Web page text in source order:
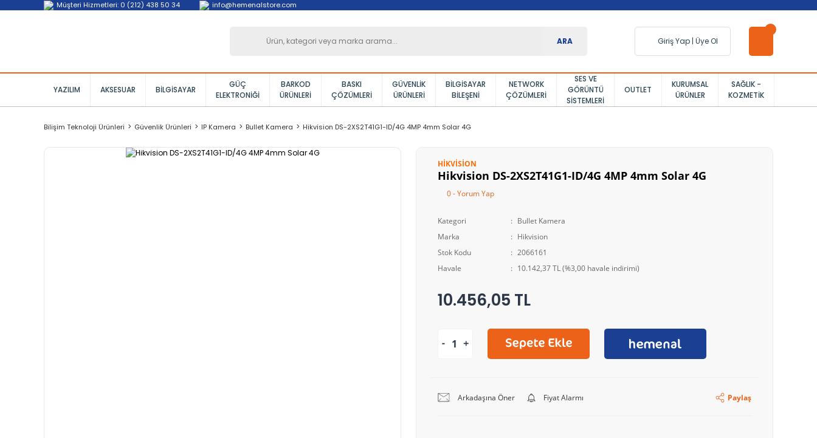
Müşteri Hizmetleri: 0 (212) 438 50 34 info@hemenalstore.com
ARA Giriş Yap | Üye Ol
YAZILIM AKSESUAR BILGISAYAR
GÜÇ
ELEKTRONIĞI
BARKOD
ÜRÜNLERI
BASKI
ÇÖZÜMLERI
GÜVENLIK
ÜRÜNLERI
BILGISAYAR
BILEŞENI
NETWORK
ÇÖZÜMLERI
SES VE
GÖRÜNTÜ
SISTEMLERI
OUTLET
KURUMSAL
ÜRÜNLER
SAĞLIK -
KOZMETIK
Bilişim Teknoloji Ürünleri Güvenlik Ürünleri IP Kamera Bullet Kamera Hikvision DS-2XS2T41G1-ID/4G 4MP 4mm Solar 4G
HIKVISION
Hikvision DS-2XS2T41G1-ID/4G 4MP 4mm Solar 4G
0 - Yorum Yap
Kategori
Bullet Kamera
Marka
Hikvision
Stok Kodu
2066161
Havale
10.142,37 TL (%3,00 havale indirimi)
10.456,05 TL
Arkadaşına Öner Fiyat Alarmı Paylaş